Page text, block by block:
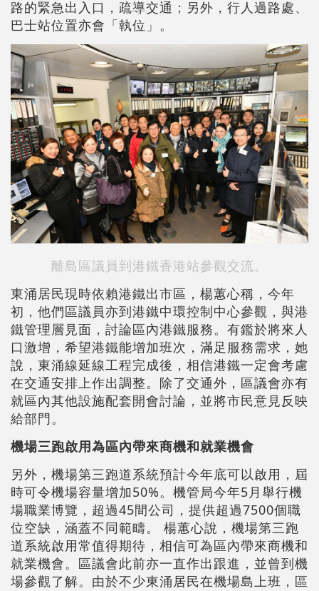
路的緊急出入口，疏導交通；另外，行人過路處、
巴士站位置亦會「執位」。
離島區議員到港鐵香港站參觀交流。
東涌居民現時依賴港鐵出市區，楊蕙心稱，今年
初，他們區議員亦到港鐵中環控制中心參觀，與港
鐵管理層見面，討論區內港鐵服務。有鑑於將來人
口激增，希望港鐵能增加班次，滿足服務需求，她
說，東涌線延線工程完成後，相信港鐵一定會考慮
在交通安排上作出調整。除了交通外，區議會亦有
就區內其他設施配套開會討論，並將市民意見反映
給部門。
機場三跑啟用為區內帶來商機和就業機會‍
另外，機場第三跑道系統預計今年底可以啟用，屆
時可令機場容量增加50%。機管局今年5月舉行機
場職業博覽，超過45間公司，提供超過7500個職
位空缺，涵蓋不同範疇。 楊蕙心說，機場第三跑
道系統啟用常值得期待，相信可為區內帶來商機和
就業機會。區議會此前亦一直作出跟進，並曾到機
場參觀了解。由於不少東涌居民在機場島上班，區